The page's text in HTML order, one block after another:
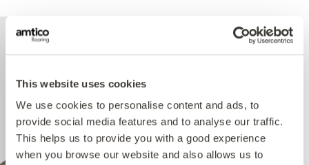
This website uses cookies
We use cookies to personalise content and ads, to
provide social media features and to analyse our traffic.
This helps us to provide you with a good experience
when you browse our website and also allows us to